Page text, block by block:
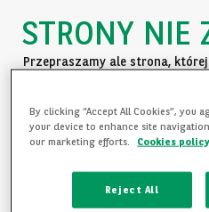
STRONY NIE
Przepraszamy ale strona,
POWRÓT DO
ZAPOZNAJ
By clicking “Accept All Cookies”, you
your device to enhance site
our marketing efforts.
Cookies policy
Reject All